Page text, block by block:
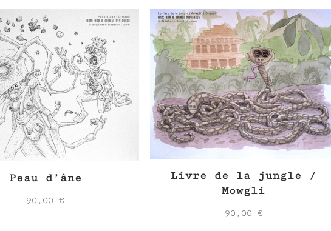
Peau d’âne
90,00€
Livre de la jungle /
Mowgli
90,00 €